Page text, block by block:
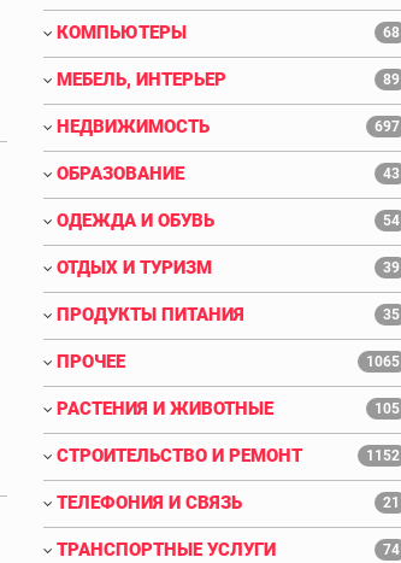
КОМПЬЮТЕРЫ 68
МЕБЕЛЬ, ИНТЕРЬЕР 89
НЕДВИЖИМОСТЬ 697
ОБРАЗОВАНИЕ 43
ОДЕЖДА И ОБУВЬ 54
ОТДЫХ И ТУРИЗМ 39
ПРОДУКТЫ ПИТАНИЯ 35
ПРОЧЕЕ 1065
РАСТЕНИЯ И ЖИВОТНЫЕ 105
СТРОИТЕЛЬСТВО И РЕМОНТ 1152
ТЕЛЕФОНИЯ И СВЯЗЬ 21
ТРАНСПОРТНЫЕ УСЛУГИ 74